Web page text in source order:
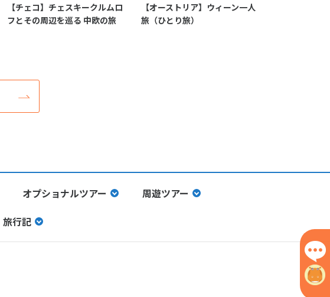
【チェコ】チェスキークルムロ
フとその周辺を巡る 中欧の旅
【オーストリア】ウィーン一人
旅（ひとり旅）
オプショナルツアー
周遊ツアー
旅行記